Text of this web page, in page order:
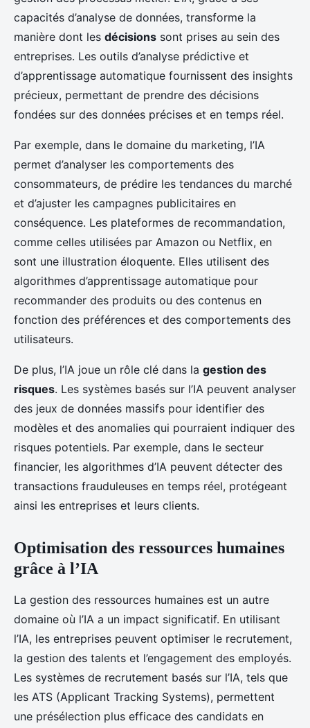
capacités d’analyse de données, transforme la
manière dont les décisions sont prises au sein des
entreprises. Les outils d’analyse prédictive et
d’apprentissage automatique fournissent des insights
précieux, permettant de prendre des décisions
fondées sur des données précises et en temps réel.
Par exemple, dans le domaine du marketing, l’IA
permet d’analyser les comportements des
consommateurs, de prédire les tendances du marché
et d’ajuster les campagnes publicitaires en
conséquence. Les plateformes de recommandation,
comme celles utilisées par Amazon ou Netflix, en
sont une illustration éloquente. Elles utilisent des
algorithmes d’apprentissage automatique pour
recommander des produits ou des contenus en
fonction des préférences et des comportements des
utilisateurs.
De plus, l’IA joue un rôle clé dans la gestion des
risques. Les systèmes basés sur l’IA peuvent analyser
des jeux de données massifs pour identifier des
modèles et des anomalies qui pourraient indiquer des
risques potentiels. Par exemple, dans le secteur
financier, les algorithmes d’IA peuvent détecter des
transactions frauduleuses en temps réel, protégeant
ainsi les entreprises et leurs clients.
Optimisation des ressources humaines
grâce à l’IA
La gestion des ressources humaines est un autre
domaine où l’IA a un impact significatif. En utilisant
l’IA, les entreprises peuvent optimiser le recrutement,
la gestion des talents et l’engagement des employés.
Les systèmes de recrutement basés sur l’IA, tels que
les ATS (Applicant Tracking Systems), permettent
une présélection plus efficace des candidats en